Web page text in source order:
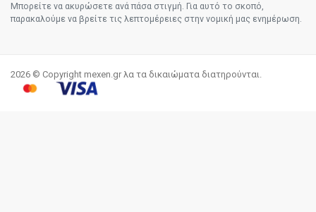
Μπορείτε να ακυρώσετε ανά πάσα στιγμή. Για αυτό το σκοπό,
παρακαλούμε να βρείτε τις λεπτομέρειες στην νομική μας ενημέρωση.
2026 © Copyright mexen.gr λα τα δικαιώματα διατηρούνται.